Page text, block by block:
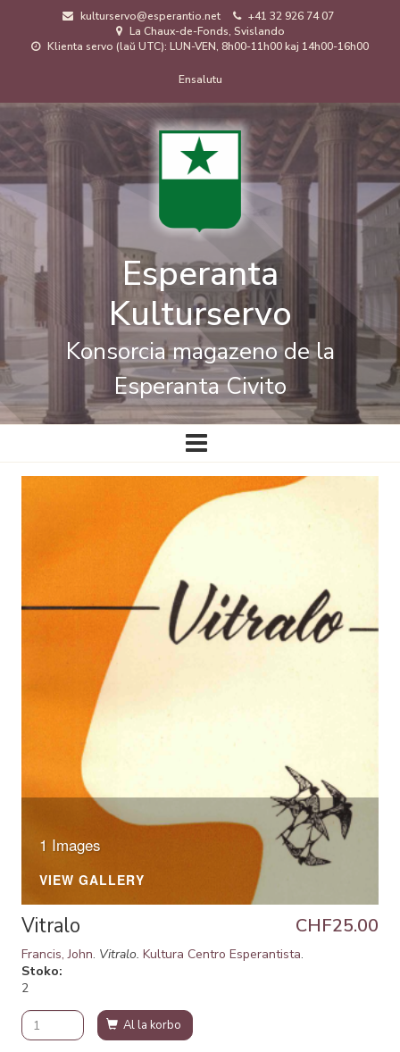
kulturservo@esperantio.net
+41 32 926 74 07
La Chaux-de-Fonds, Svislando
Klienta servo (laŭ UTC): LUN-VEN, 8h00-11h00 kaj 14h00-16h00
de
uzanto
Ensalutu
Esperanta
Kulturservo
Konsorcia magazeno de la
Esperanta Civito
Ĉefa
navigado
1 Images
VIEW GALLERY
Vitralo CHF25.00
Francis, John. Vitralo. Kultura Centro Esperantista.
Stoko
2
Al la korbo